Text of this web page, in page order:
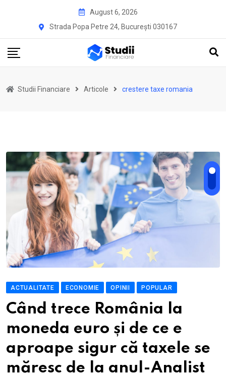
August 6, 2026
Strada Popa Petre 24, București 030167
Studii Financiare Articole crestere taxe romania
ACTUALITATE ECONOMIE OPINII POPULAR
Când trece România la
moneda euro și de ce e
aproape sigur că taxele se
măresc de la anul-Analist